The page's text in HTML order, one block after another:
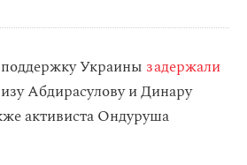
Украины задержали
Абдирасулову и Динару
активиста Ондуруша